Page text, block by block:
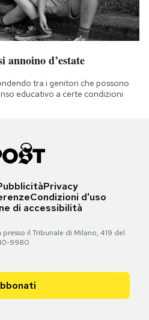
annoino d’estate
tra i genitori che possono
educativo a certe condizioni
Privacy
Condizioni d'uso
di accessibilità
il Tribunale di Milano, 419 del
9980